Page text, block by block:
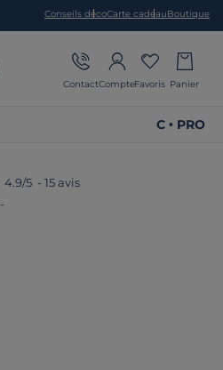
Conseils décoCarte cadeauBoutique
ContactCompteFavoris Panier
C • PRO
-
4.9/5 - 15 avis